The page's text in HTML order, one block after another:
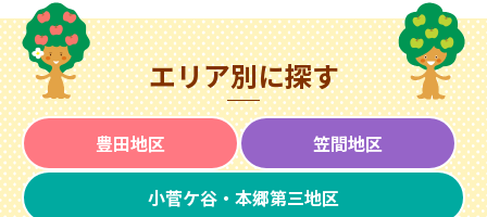
エリア別に探す
豊田地区 笠間地区
小菅ケ谷・本郷第三地区